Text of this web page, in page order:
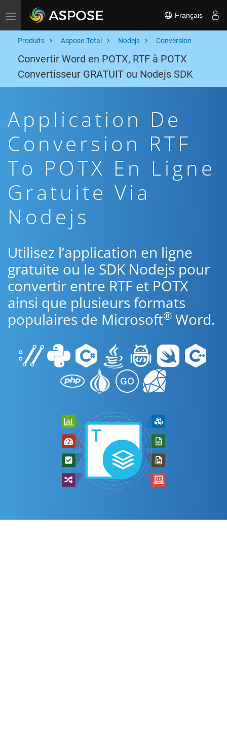
Toggle navigation Français
Produits Aspose.Total Nodejs Conversion
Convertir Word en POTX, RTF à POTX
Convertisseur GRATUIT ou Nodejs SDK
Application De
Conversion RTF
To POTX En Ligne
Gratuite Via
Nodejs
Utilisez l’application en ligne
gratuite ou le SDK Nodejs pour
convertir entre RTF et POTX
ainsi que plusieurs formats
populaires de Microsoft® Word.